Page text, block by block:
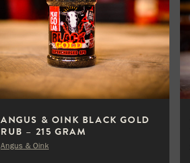
ANGUS & OINK BLACK GOLD
RUB – 215 GRAM
Angus & Oink